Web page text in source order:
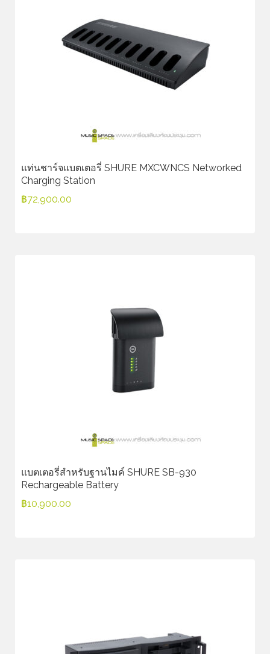
แท่นชาร์จแบตเตอรี่ SHURE MXCWNCS Networked
Charging Station
฿72,900.00
แบตเตอรี่สำหรับฐานไมค์ SHURE SB-930
Rechargeable Battery
฿10,900.00